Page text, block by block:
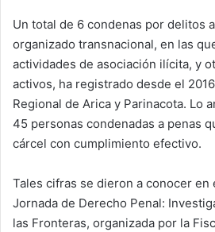
a
n
e
m
a
i
l
Un total de 6 condenas por delitos
organizado transnacional, en las
actividades de asociación ilícita, y
activos, ha registrado desde el
Regional de Arica y Parinacota. Lo
45 personas condenadas a penas
cárcel con cumplimiento efectivo.
Tales cifras se dieron a conocer en
Jornada de Derecho Penal:
las Fronteras, organizada por la